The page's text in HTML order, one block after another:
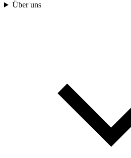
Über uns